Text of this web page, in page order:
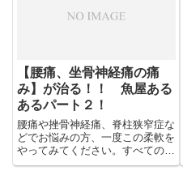
【腰痛、坐骨神経痛の痛
み】が治る！！ 魚屋ある
あるパート２！
腰痛や挫骨神経痛、脊柱狭窄症な
どでお悩みの方、一度この柔軟を
やってみてください。すべての人
に当てはまらないかもしれません